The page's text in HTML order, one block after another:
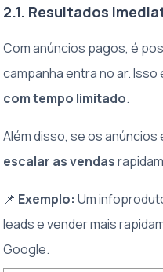
2.1. Resultados
Com anúncios pagos, é
campanha entra no ar. Isso
com tempo limitado.
Além disso, se os
escalar as vendas
📌 Exemplo: Um
leads e vender mais
Google.